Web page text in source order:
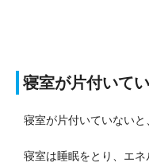
寝室が片付いて
寝室が片付いていないと
寝室は睡眠をとり、エネ